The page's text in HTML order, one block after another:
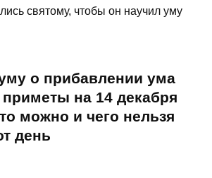
святому, чтобы он научил уму
о прибавлении ума